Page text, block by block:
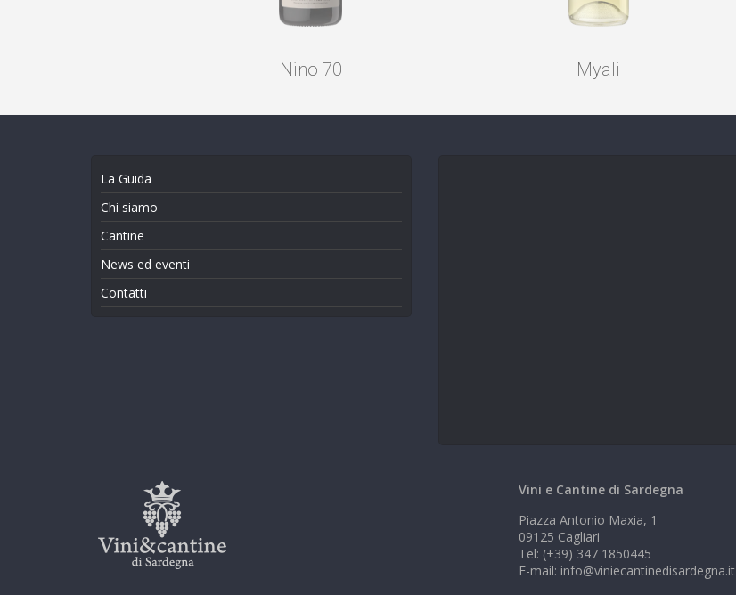
Nino 70 Myali
La Guida
Chi siamo
Cantine
News ed eventi
Contatti
Vini e Cantine di Sardegna
Piazza Antonio Maxia, 1
09125 Cagliari
Tel: (+39) 347 1850445
E-mail: info@viniecantinedisardegna.it